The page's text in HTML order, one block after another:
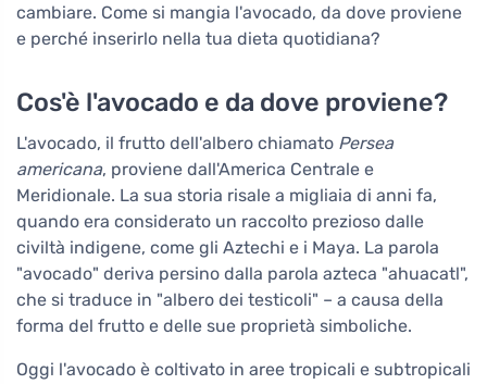
cambiare. Come si mangia l'avocado, da dove proviene
e perché inserirlo nella tua dieta quotidiana?
Cos'è l'avocado e da dove proviene?
L'avocado, il frutto dell'albero chiamato Persea
americana, proviene dall'America Centrale e
Meridionale. La sua storia risale a migliaia di anni fa,
quando era considerato un raccolto prezioso dalle
civiltà indigene, come gli Aztechi e i Maya. La parola
"avocado" deriva persino dalla parola azteca "ahuacatl",
che si traduce in "albero dei testicoli" – a causa della
forma del frutto e delle sue proprietà simboliche.
Oggi l'avocado è coltivato in aree tropicali e subtropicali